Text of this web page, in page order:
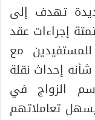
تهدف إلى
إجراءات عقد
مع
إحداث نقلة
الزواج في
تعاملاتهم